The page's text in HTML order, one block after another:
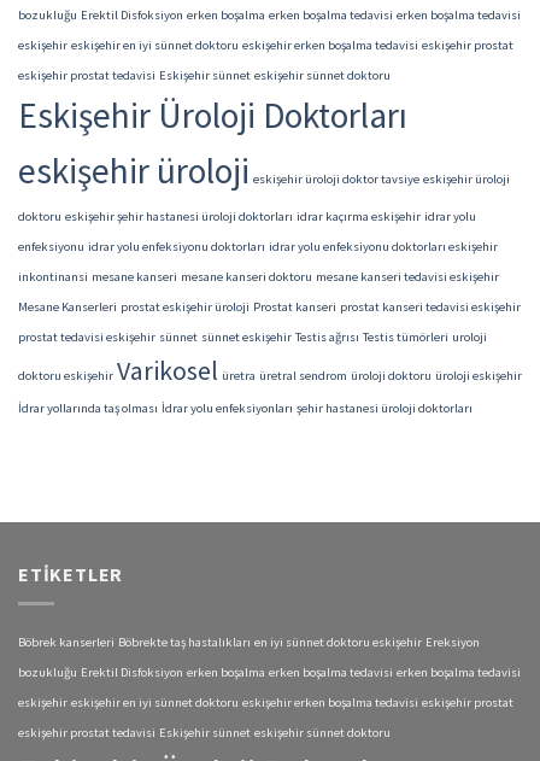
bozukluğu Erektil Disfoksiyon erken boşalma erken boşalma tedavisi erken boşalma tedavisi
eskişehir eskişehir en iyi sünnet doktoru eskişehir erken boşalma tedavisi eskişehir prostat
eskişehir prostat tedavisi Eskişehir sünnet eskişehir sünnet doktoru
Eskişehir Üroloji Doktorları
eskişehir üroloji eskişehir üroloji doktor tavsiye eskişehir üroloji
doktoru eskişehir şehir hastanesi üroloji doktorları idrar kaçırma eskişehir idrar yolu
enfeksiyonu idrar yolu enfeksiyonu doktorları idrar yolu enfeksiyonu doktorları eskişehir
inkontinansi mesane kanseri mesane kanseri doktoru mesane kanseri tedavisi eskişehir
Mesane Kanserleri prostat eskişehir üroloji Prostat kanseri prostat kanseri tedavisi eskişehir
prostat tedavisi eskişehir sünnet sünnet eskişehir Testis ağrısı Testis tümörleri uroloji
doktoru eskişehir Varikosel üretra üretral sendrom üroloji doktoru üroloji eskişehir
İdrar yollarında taş olması İdrar yolu enfeksiyonları şehir hastanesi üroloji doktorları
ETIKETLER
Böbrek kanserleri Böbrekte taş hastalıkları en iyi sünnet doktoru eskişehir Ereksiyon
bozukluğu Erektil Disfoksiyon erken boşalma erken boşalma tedavisi erken boşalma tedavisi
eskişehir eskişehir en iyi sünnet doktoru eskişehir erken boşalma tedavisi eskişehir prostat
eskişehir prostat tedavisi Eskişehir sünnet eskişehir sünnet doktoru